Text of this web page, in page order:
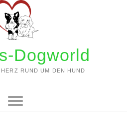
Dogworld
RUND UM DEN HUND